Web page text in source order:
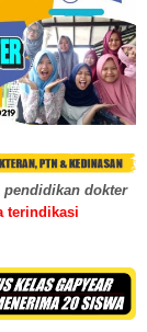
pendidikan dokter
terindikasi